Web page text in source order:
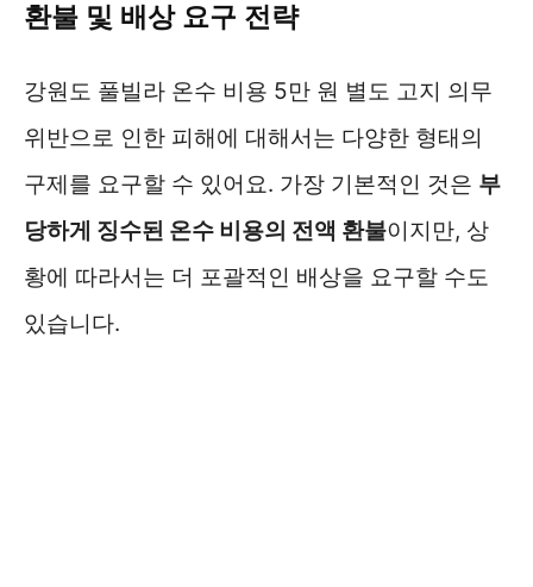
환불 및 배상 요구 전략
강원도 풀빌라 온수 비용 5만 원 별도 고지 의무
위반으로 인한 피해에 대해서는 다양한 형태의
구제를 요구할 수 있어요. 가장 기본적인 것은 부
당하게 징수된 온수 비용의 전액 환불이지만, 상
황에 따라서는 더 포괄적인 배상을 요구할 수도
있습니다.